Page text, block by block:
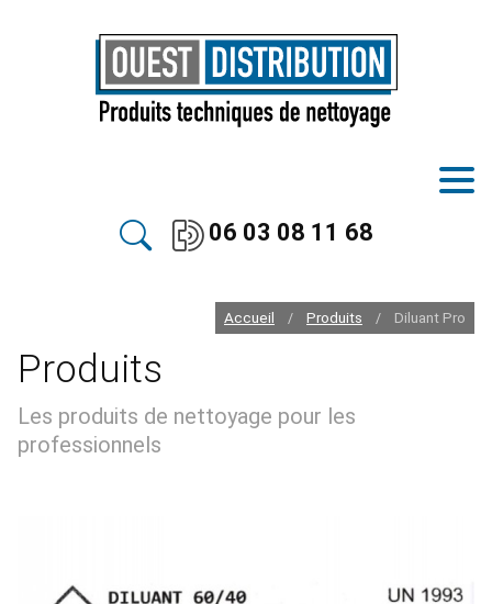
06 03 08 11 68
Accueil / Produits / Diluant Pro
Produits
Les produits de nettoyage pour les
professionnels